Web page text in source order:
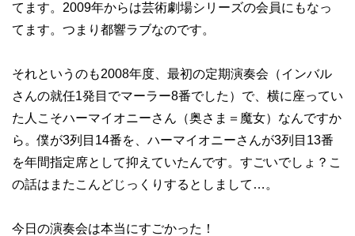
てます。2009年からは芸術劇場シリーズの会員にもなっ
てます。つまり都響ラブなのです。
それというのも2008年度、最初の定期演奏会（インバル
さんの就任1発目でマーラー8番でした）で、横に座ってい
た人こそハーマイオニーさん（奥さま＝魔女）なんですか
ら。僕が3列目14番を、ハーマイオニーさんが3列目13番
を年間指定席として抑えていたんです。すごいでしょ？こ
の話はまたこんどじっくりするとしまして…。
今日の演奏会は本当にすごかった！